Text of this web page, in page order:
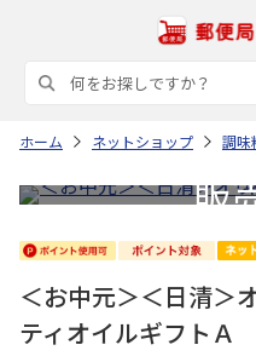
ホーム ネットショップ 調味
＜お中元＞＜日清＞
ティオイルギフトＡ